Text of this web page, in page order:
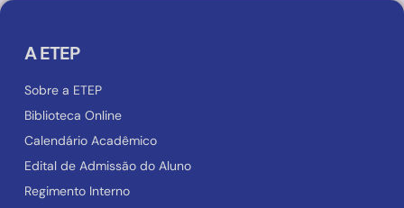
A ETEP
Sobre a ETEP
Biblioteca Online
Calendário Acadêmico
Edital de Admissão do Aluno
Regimento Interno